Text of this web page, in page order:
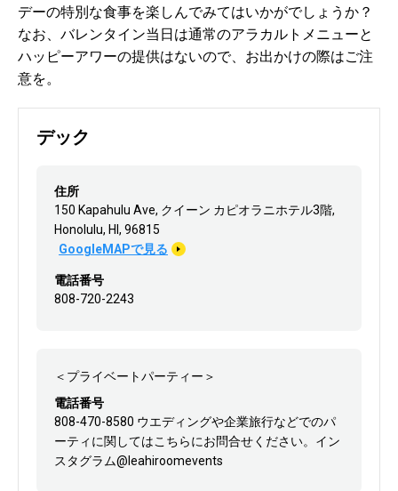
デーの特別な食事を楽しんでみてはいかがでしょうか？
なお、バレンタイン当日は通常のアラカルトメニューと
ハッピーアワーの提供はないので、お出かけの際はご注
意を。
デック
住所
150 Kapahulu Ave, クイーン カピオラニホテル3階,
Honolulu, HI, 96815
GoogleMAPで見る
電話番号
808-720-2243
＜プライベートパーティー＞
電話番号
808-470-8580 ウエディングや企業旅行などでのパ
ーティに関してはこちらにお問合せください。イン
スタグラム@leahiroomevents